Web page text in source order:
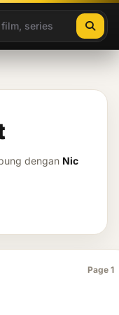
dengan Nic
Page 1